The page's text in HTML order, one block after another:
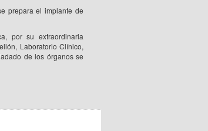
prepara el implante de
por su extraordinaria
Laboratorio Clínico,
de los órganos se